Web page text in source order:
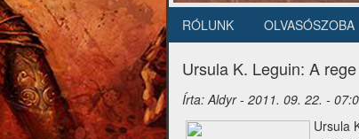
Másodlagos
navigáció
RÓLUNK OLVASÓSZOBA
Ursula K. Leguin: A rege
Írta:Aldyr- 2011. 09. 22. -
Ursula